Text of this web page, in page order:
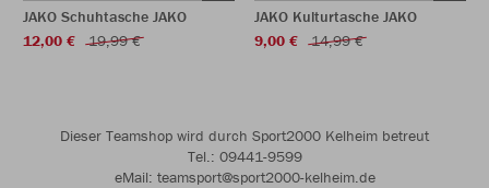
JAKO Schuhtasche JAKO
12,00 €
19,99 €
JAKO Kulturtasche JAKO
9,00 €
14,99 €
Dieser Teamshop wird durch Sport2000 Kelheim betreut
Tel.: 09441-9599
eMail: teamsport@sport2000-kelheim.de